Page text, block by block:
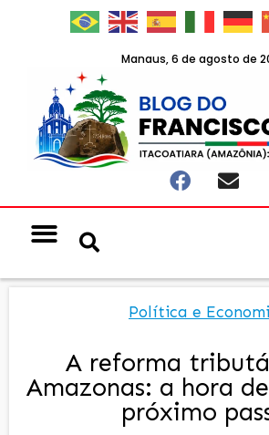
Manaus, 6 de agosto de
Política e
A reforma
Amazonas: a hora
próximo